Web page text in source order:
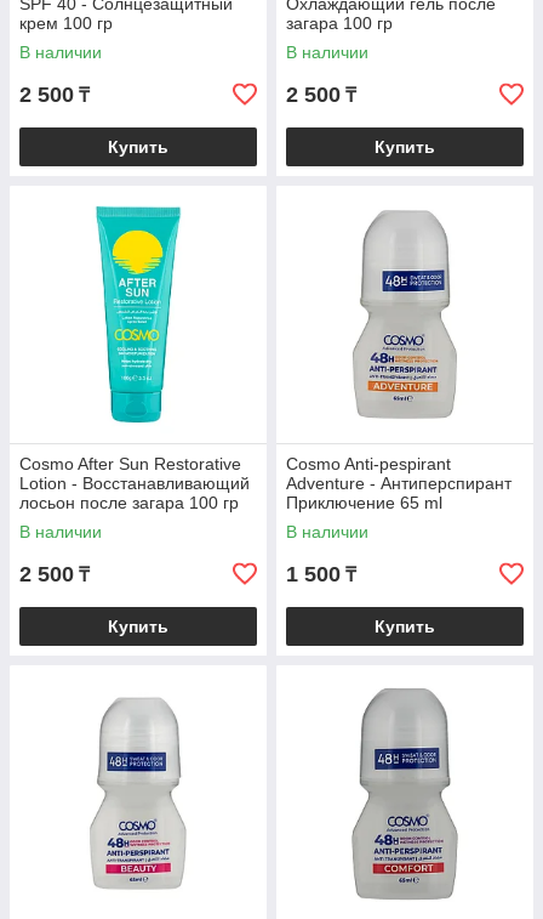
крем 100 гр
В наличии
2 500 ₸
Купить
загара 100 гр
В наличии
2 500 ₸
Купить
Cosmo After Sun Restorative
Lotion - Восстанавливающий
лосьон после загара 100 гр
В наличии
2 500 ₸
Купить
Cosmo Anti-pespirant
Adventure - Антиперспирант
Приключение 65 ml
В наличии
1 500 ₸
Купить